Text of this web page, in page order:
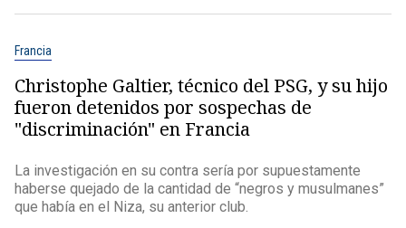
Francia
Christophe Galtier, técnico del PSG, y su hijo
fueron detenidos por sospechas de
"discriminación" en Francia
La investigación en su contra sería por supuestamente
haberse quejado de la cantidad de “negros y musulmanes”
que había en el Niza, su anterior club.